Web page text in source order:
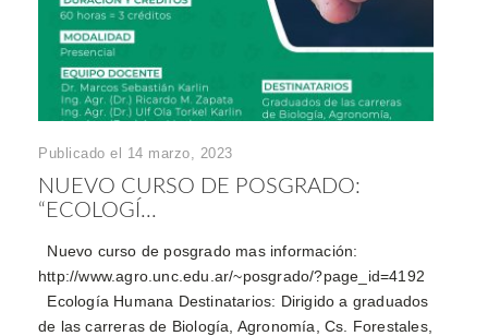
Publicado el 14 marzo, 2023
NUEVO CURSO DE POSGRADO:
“ECOLOGÍ...
Nuevo curso de posgrado mas información:
http://www.agro.unc.edu.ar/~posgrado/?page_id=4192
Ecología Humana Destinatarios: Dirigido a graduados
de las carreras de Biología, Agronomía, Cs. Forestales,